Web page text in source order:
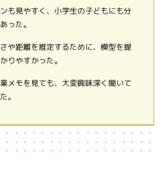
も見やすく、小学生の子どもにも分
った。
や距離を推定するために、模型を提
りやすかった。
メモを見ても、大変興味深く聞いて
。